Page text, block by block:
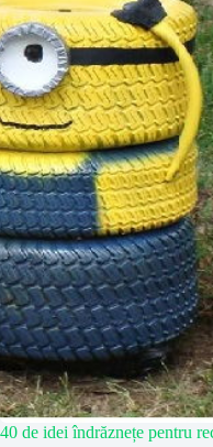
40 de idei îndrăznețe pentru